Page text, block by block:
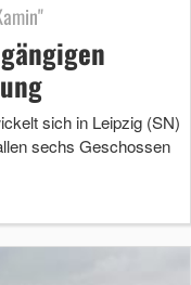
sich in Leipzig (SN)
sechs Geschossen